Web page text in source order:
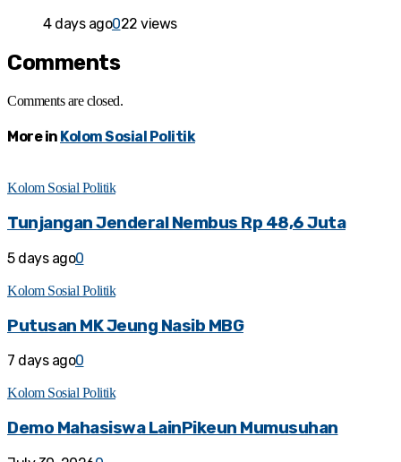
4 days ago022 views
Comments
Comments are closed.
More in Kolom Sosial Politik
Kolom Sosial Politik
Tunjangan Jenderal Nembus Rp 48,6 Juta
5 days ago0
Kolom Sosial Politik
Putusan MK Jeung Nasib MBG
7 days ago0
Kolom Sosial Politik
Demo Mahasiswa LainPikeun Mumusuhan